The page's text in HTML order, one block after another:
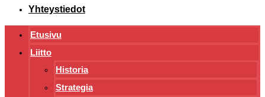
Yhteystiedot
Etusivu
Liitto
Historia
Strategia